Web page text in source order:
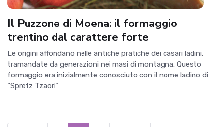
Il Puzzone di Moena: il formaggio
trentino dal carattere forte
Le origini affondano nelle antiche pratiche dei casari ladini,
tramandate da generazioni nei masi di montagna. Questo
formaggio era inizialmente conosciuto con il nome ladino di
“Spretz Tzaorì”